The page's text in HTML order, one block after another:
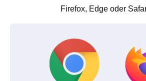
Firefox, Edge oder